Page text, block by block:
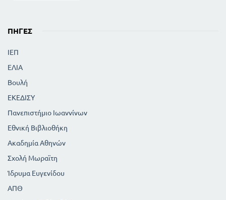
ΠΗΓΈΣ
ΙΕΠ
ΕΛΙΑ
Βουλή
ΕΚΕΔΙΣΥ
Πανεπιστήμιο Ιωαννίνων
Εθνική Βιβλιοθήκη
Ακαδημία Αθηνών
Σχολή Μωραϊτη
Ίδρυμα Ευγενίδου
ΑΠΘ